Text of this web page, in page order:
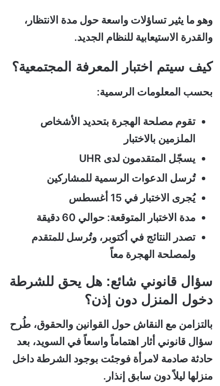
وهو ما يثير تساؤلات واسعة حول مدة الانتظار،
والقدرة الاستيعابية للنظام الجديد.
كيف سيتم اختبار المعرفة المجتمعية؟
بحسب المعلومات الرسمية:
تقوم مصلحة الهجرة بتحديد الأشخاص
الملزمين بالاختبار
يسجّل المتقدمون لدى UHR
تُرسل الدعوات الرسمية للمشاركين
يُجرى الاختبار في 15 أغسطس
مدة الاختبار المتوقعة: حوالي 60 دقيقة
تصدر النتائج في أكتوبر، وتُرسل للمتقدم
ولمصلحة الهجرة معاً
سؤال قانوني شائع: هل يحق للشرطة
دخول المنزل دون إذن؟
بالتزامن مع النقاش حول القوانين والحقوق، طُرح
سؤال قانوني أثار اهتماماً واسعاً في السويد، بعد
حادثة صادمة لامرأة فوجئت بوجود الشرطة داخل
منزلها ليلاً دون سابق إنذار.